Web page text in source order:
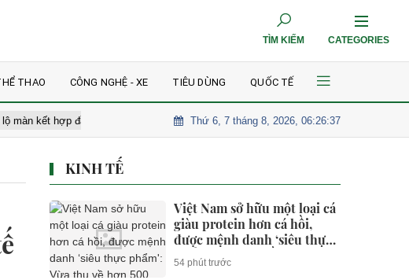
TÌM KIẾM CATEGORIES
THAO CÔNG NGHỆ - XE TIÊU DÙNG QUỐC TẾ
hợp đầy ẩn ý của Kỳ Duyên và Steven Nguyễn Hồi bé được thần tượng bế
Thứ 6, 7 tháng 8, 2026, 06:26:38
KINH TẾ
Việt Nam sở hữu một loại cá
giàu protein hơn cá hồi,
được mệnh danh ‘siêu thực
phẩm': Vừa thu về hơn 500
triệu USD, người Mỹ cực kỳ
54 phút trước